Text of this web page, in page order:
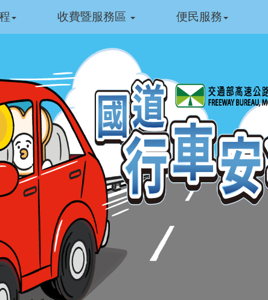
收費暨服務區 便民服務